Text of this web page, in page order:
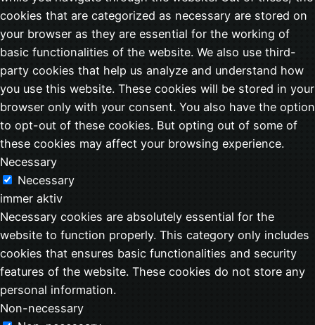
cookies that are categorized as necessary are stored on
your browser as they are essential for the working of
basic functionalities of the website. We also use third-
party cookies that help us analyze and understand how
you use this website. These cookies will be stored in your
browser only with your consent. You also have the option
to opt-out of these cookies. But opting out of some of
these cookies may affect your browsing experience.
Necessary
Necessary
immer aktiv
Necessary cookies are absolutely essential for the
website to function properly. This category only includes
cookies that ensures basic functionalities and security
features of the website. These cookies do not store any
personal information.
Non-necessary